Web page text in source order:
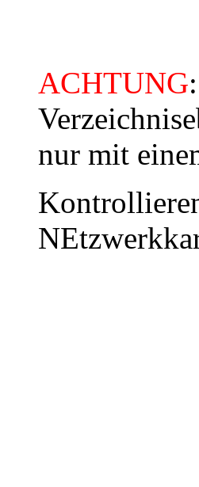
ACHTUNG
nur mit